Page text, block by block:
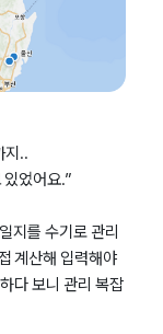
지..
있었어요.”
지를 수기로 관리
계산해 입력해야
다 보니 관리 복잡